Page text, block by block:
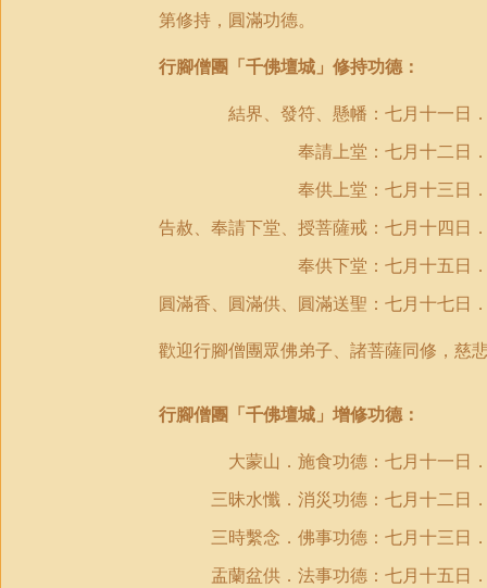
第修持，圓滿功德。
行腳僧團「千佛壇城」修持功德：
結界、發符、懸幡：七月十一日．
奉請上堂：七月十二日．上
奉供上堂：七月十三日．上
告赦、奉請下堂、授菩薩戒：七月十四日
奉供下堂：七月十五日．下
圓滿香、圓滿供、圓滿送聖：七月十七日
歡迎行腳僧團眾佛弟子、諸菩薩同修，慈
行腳僧團「千佛壇城」增修功德：
大蒙山．施食功德：七月十一日．
三昧水懺．消災功德：七月十二日．
三時繫念．佛事功德：七月十三日．
盂蘭盆供．法事功德：七月十五日．